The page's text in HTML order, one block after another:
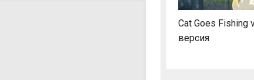
Cat Goes Fishing
версия